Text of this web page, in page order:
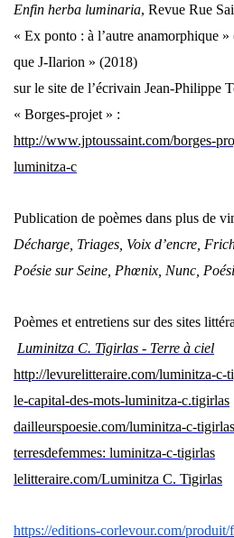
Enfin herba luminaria, Revue Rue
« Ex ponto : à l’autre anamorphique »
que J-Ilarion » (2018)
sur le site de l’écrivain Jean-Philippe
« Borges-projet » :
http://www.jptoussaint.com/borges-
luminitza-c
Publication de poèmes dans plus de
Décharge, Triages, Voix d’encre,
Poésie sur Seine, Phœnix, Nunc,
Poèmes et entretiens sur des sites
Luminitza C. Tigirlas - Terre à ciel
http://levurelitteraire.com/luminitza-c-
le-capital-des-mots-luminitza-c.tigirlas
dailleurspoesie.com/luminitza-c-tigirlas
terresdefemmes: luminitza-c-tigirlas
lelitteraire.com/Luminitza C. Tigirlas
https://editions-corlevour.com/